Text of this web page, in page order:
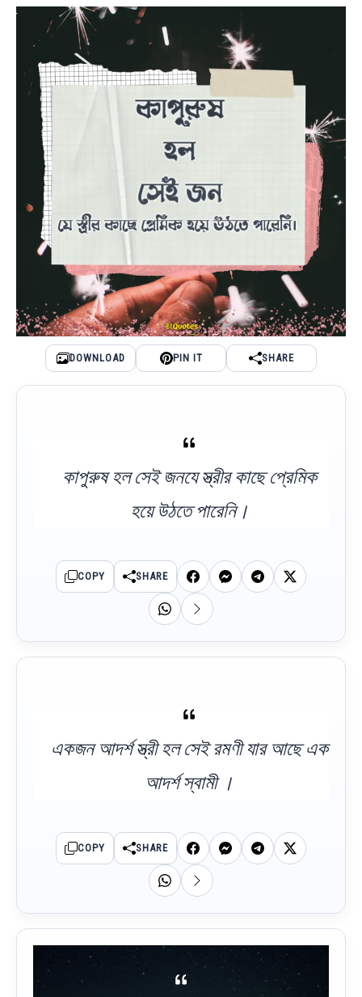
DOWNLOAD PIN IT SHARE
কাপুরুষ হল সেই জনযে স্ত্রীর কাছে প্রেমিক
হয়ে উঠতে পারেনি।
COPY SHARE
একজন আদর্শ স্ত্রী হল সেই রমণী যার আছে এক
আদর্শ স্বামী ।
COPY SHARE